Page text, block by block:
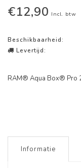
€12,90 Incl. btw
Beschikbaarheid:
Levertijd:
RAM® Aqua Box® Pro
Informatie